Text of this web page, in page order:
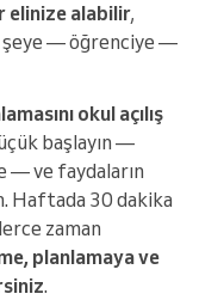
elinize alabilir,
şeye — öğrenciye —
okul açılış
başlayın —
— ve faydaların
Haftada 30 dakika
zaman
planlamaya ve
.